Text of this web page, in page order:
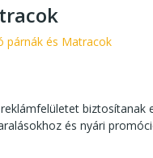
párnák és Matracok
biztosítanak
és nyári